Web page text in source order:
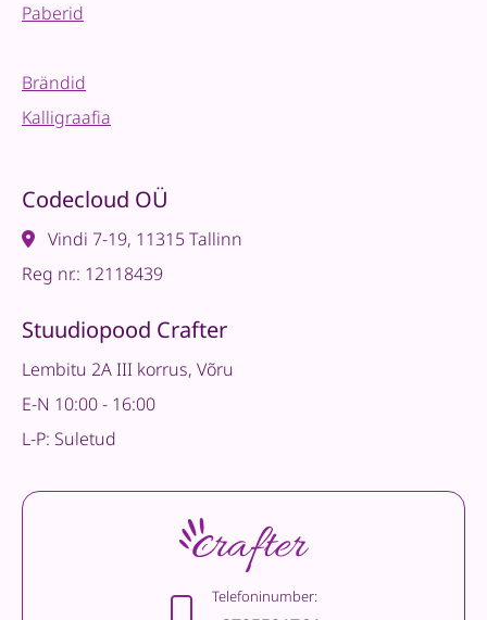
Paberid
Brändid
Kalligraafia
Codecloud OÜ
Vindi 7-19, 11315 Tallinn
Reg nr.: 12118439
Stuudiopood Crafter
Lembitu 2A III korrus, Võru
E-N 10:00 - 16:00
L-P: Suletud
Telefoninumber: